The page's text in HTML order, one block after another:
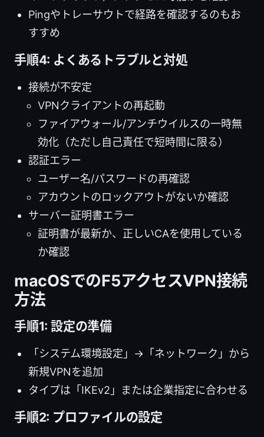
Pingやトレーサウトで経路を確認するのもお
すすめ
手順4: よくあるトラブルと対処
接続が不安定
VPNクライアントの再起動
ファイアウォール/アンチウイルスの一時無
効化（ただし自己責任で短時間に限る）
認証エラー
ユーザー名/パスワードの再確認
アカウントのロックアウトがないか確認
サーバー証明書エラー
証明書が最新か、正しいCAを使用している
か確認
macOSでのF5アクセスVPN接続
方法
手順1: 設定の準備
「システム環境設定」→「ネットワーク」から
新規VPNを追加
タイプは「IKEv2」または企業指定に合わせる
手順2: プロファイルの設定